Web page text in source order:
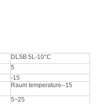
DLSB 5L-10°C
5
-15
Raum temperature--15
5~25